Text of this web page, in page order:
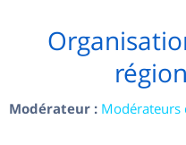
Modérateur : Modérateurs